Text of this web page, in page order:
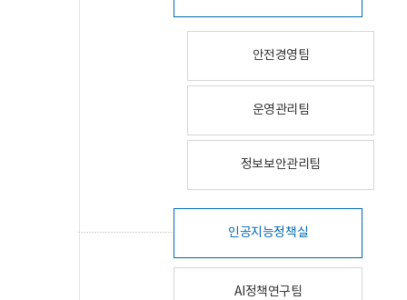
안전경영팀
운영관리팀
정보보안관리팀
인공지능정책실
AI정책연구팀